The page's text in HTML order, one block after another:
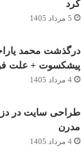
کرد
5 مرداد 1405
درگذشت محمد
پیشکسوت + علت
4 مرداد 1405
طراحی سایت در
مدرن
4 مرداد 1405